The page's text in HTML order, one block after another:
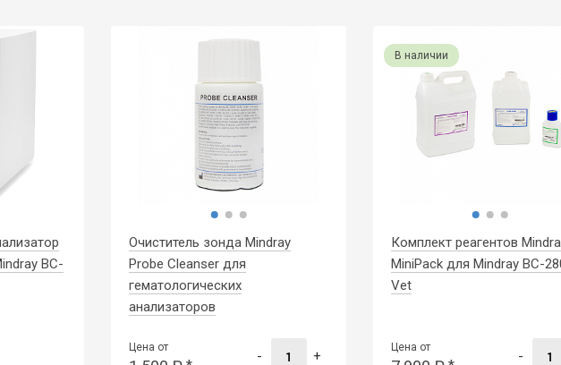
BC-
Очиститель зонда Mindray
Probe Cleanser для
гематологических
анализаторов
Цена от
- +
В наличии
Комплект реагентов
MiniPack для Mindray BC-
Vet
Цена от
-